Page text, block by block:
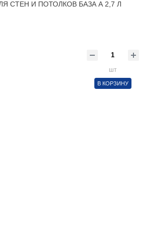
СТЕН И ПОТОЛКОВ БАЗА А 2,7 Л
шт
В КОРЗИНУ